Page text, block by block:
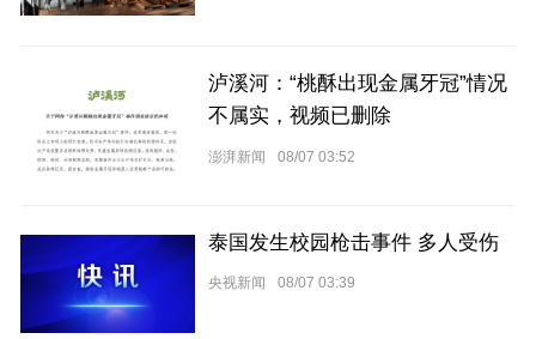
泸溪河：“桃酥出现金属牙冠”情况
不属实，视频已删除
澎湃新闻 08/07 03:52
泰国发生校园枪击事件 多人受伤
央视新闻 08/07 03:39